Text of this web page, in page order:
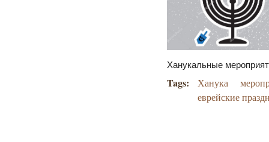
Ханукальные
Tags: Ханука
еврейские